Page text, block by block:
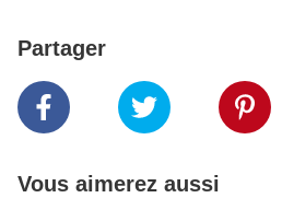
Partager
Vous aimerez aussi